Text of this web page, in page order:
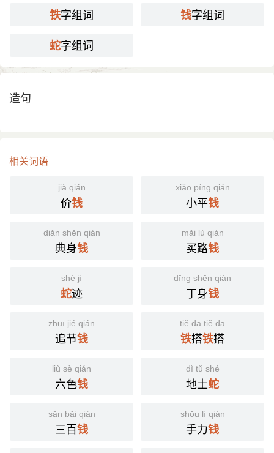
铁字组词 钱字组词
蛇字组词
造句
相关词语
jià qián
价钱
xiǎo píng qián
小平钱
diǎn shēn qián
典身钱
mǎi lù qián
买路钱
shé jì
蛇迹
dīng shēn qián
丁身钱
zhuī jié qián
追节钱
tiě dā tiě dā
铁搭铁搭
liù sè qián
六色钱
dì tǔ shé
地土蛇
sān bǎi qián
三百钱
shǒu lì qián
手力钱